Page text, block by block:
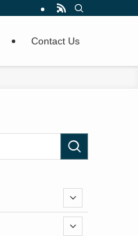
Contact Us